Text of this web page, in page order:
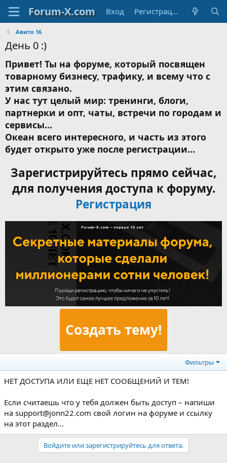
Вход Регистрация
Авито 16
День 0 :)
Привет! Ты на форуме, который посвящен
товарному бизнесу, трафику, и всему что с
этим связано.
У нас тут целый мир: тренинги, блоги,
партнерки и опт, чаты, встречи по городам и
сервисы...
Океан всего интересного, и часть из этого
будет открыто уже после регистрации...
Зарегистрируйтесь прямо сейчас,
для получения доступа к форуму.
Регистрация
Создать тему!
Фильтры
НЕТ ДОСТУПА ИЛИ ЕЩЕ НЕТ СООБЩЕНИЙ И ТЕМ!
Если считаешь что у тебя должен быть доступ – напиши
на support@jonn22.com свой логин на форуме и ссылку
на этот раздел...
Войдите или зарегистрируйтесь для ответа.